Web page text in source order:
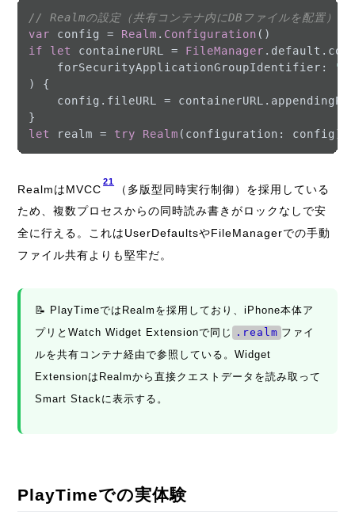
// Realmの設定（共有コンテナ内にDBファイルを配置）
var config = Realm . Configuration
if
let containerURL = FileManager
    forSecurityApplicationGroupIdentifier:
) {
    config.fileURL
=
let
realm = try Realm
RealmはMVCC
21
（多版型同時実行制御）を採用している
ため、複数プロセスからの同時読み書きがロックなしで安
全に行える。これはUserDefaultsやFileManagerでの手動
ファイル共有よりも堅牢だ。
📝 PlayTimeではRealmを採用しており、iPhone本体ア
プリとWatch Widget Extensionで同じ
.realm ファイ
ルを共有コンテナ経由で参照している。Widget
ExtensionはRealmから直接クエストデータを読み取って
Smart Stackに表示する。
PlayTimeでの実体験